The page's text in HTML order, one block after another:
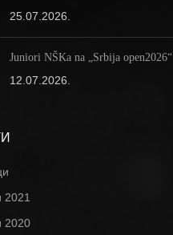
25.07.2026.
Juniori NŠKa na „Srbija open2026“
12.07.2026.
2021
2020